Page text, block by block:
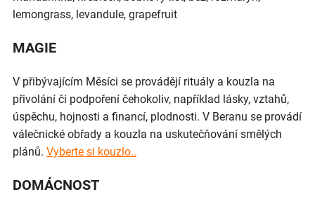
lemongrass, levandule, grapefruit
MAGIE
V přibývajícím Měsíci se provádějí rituály a kouzla na
přivolání či podpoření čehokoliv, například lásky, vztahů,
úspěchu, hojnosti a financí, plodnosti. V Beranu se provádí
válečnické obřady a kouzla na uskutečňování smělých
plánů. Vyberte si kouzlo..
DOMÁCNOST